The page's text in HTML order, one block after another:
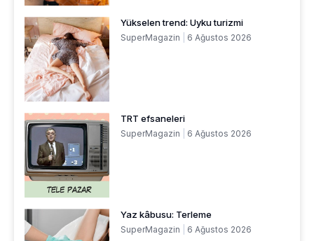
Yükselen trend: Uyku turizmi
SuperMagazin 6 Ağustos 2026
TRT efsaneleri
SuperMagazin 6 Ağustos 2026
Yaz kâbusu: Terleme
SuperMagazin 6 Ağustos 2026